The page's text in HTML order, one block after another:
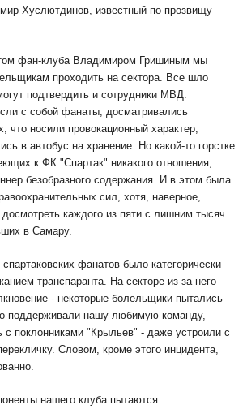
Хуслютдинов, известный по прозвищу
фан-клуба Владимиром Гришиным мы
проходить на сектора. Все шло
подтвердить и сотрудники МВД.
с собой фанаты, досматривались
что носили провокационный характер,
в автобус на хранение. Но какой-то горстке
к ФК "Спартак" никакого отношения,
безобразного содержания. И в этом была
сил, хотя, наверное,
каждого из пяти с лишним тысяч
в Самару.
фанатов было категорически
транспаранта. На секторе из-за него
- некоторые болельщики пытались
поддерживали нашу любимую команду,
поклонниками "Крыльев" - даже устроили с
Словом, кроме этого инцидента,
нашего клуба пытаются